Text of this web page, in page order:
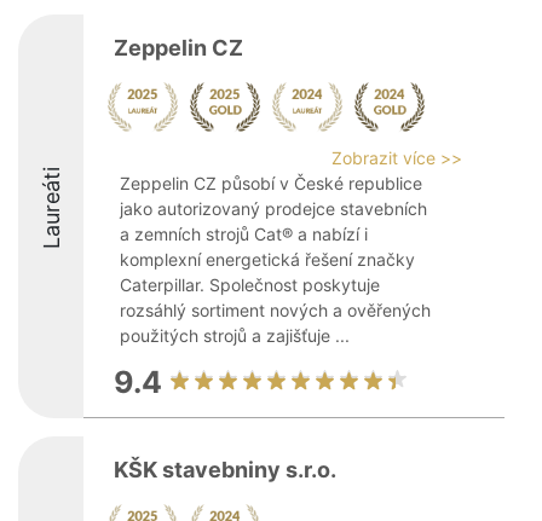
Laureáti
Zeppelin CZ
Zobrazit více >>
Zeppelin CZ působí v České republice
jako autorizovaný prodejce stavebních
a zemních strojů Cat® a nabízí i
komplexní energetická řešení značky
Caterpillar. Společnost poskytuje
rozsáhlý sortiment nových a ověřených
použitých strojů a zajišťuje ...
9.4
KŠK stavebniny s.r.o.